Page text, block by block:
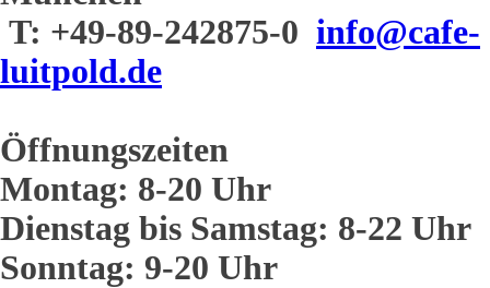
T: +49-89-242875-0 info@cafe-
luitpold.de
Öffnungszeiten
Montag: 8-20 Uhr
Dienstag bis Samstag: 8-22 Uhr
Sonntag: 9-20 Uhr